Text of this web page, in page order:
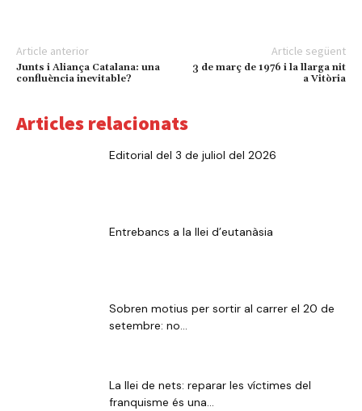
Article anterior
Junts i Aliança Catalana: una
confluència inevitable?
Article següent
3 de març de 1976 i la llarga nit
a Vitòria
Articles relacionats
Editorial del 3 de juliol del 2026
Entrebancs a la llei d’eutanàsia
Sobren motius per sortir al carrer el 20 de
setembre: no...
La llei de nets: reparar les víctimes del
franquisme és una...